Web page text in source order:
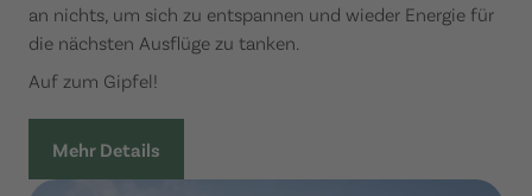
an nichts, um sich zu entspannen und wieder Energie für
die nächsten Ausflüge zu tanken.
Auf zum Gipfel!
Mehr Details